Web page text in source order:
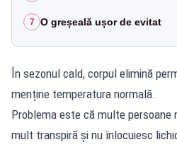
7 O greșeală ușor de evitat
În sezonul cald, corpul elimină
menține temperatura normală.
Problema este că multe persoane
mult transpiră și nu înlocuiesc